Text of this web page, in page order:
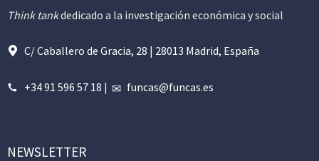
Think tankdedicado a la investigación económica y social
C/ Caballero de Gracia, 28 | 28013 Madrid, España
+34 91 596 57 18 | funcas@funcas.es
NEWSLETTER